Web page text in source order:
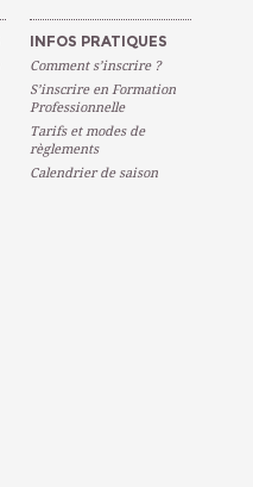
INFOS PRATIQUES
Comment s’inscrire ?
S’inscrire en Formation
Professionnelle
Tarifs et modes de
règlements
Calendrier de saison